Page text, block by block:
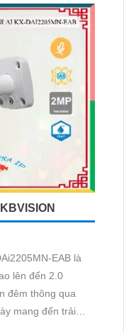
EAB là
lên đến 2.0
mang đến trải